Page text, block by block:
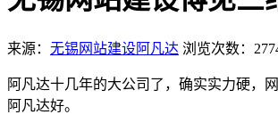
来源： 无锡网站建设阿凡达 浏览次数：
阿凡达十几年的大公司了，确实实力硬，
阿凡达好。